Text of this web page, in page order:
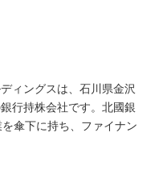
ィングスは、石川県金沢
行持株会社です。北國銀
傘下に持ち、ファイナン